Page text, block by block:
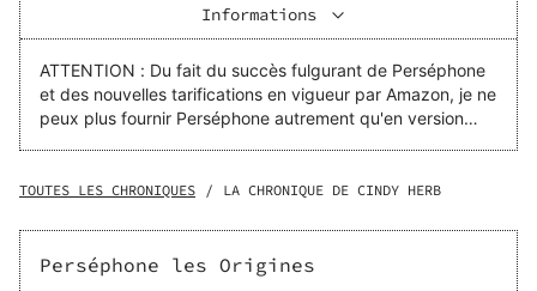
Informations
ATTENTION : Du fait du succès fulgurant de Perséphone
et des nouvelles tarifications en vigueur par Amazon, je ne
peux plus fournir Perséphone autrement qu'en version
plaisir ! Héra en a assez et convoque lors d'une assemblée
venue de payer. S'avance alors Perséphone, la déesse du
printemps qui entend bien changer la donne et faire
TOUTES LES CHRONIQUES / LA CHRONIQUE DE CINDY HERB
Perséphone les Origines